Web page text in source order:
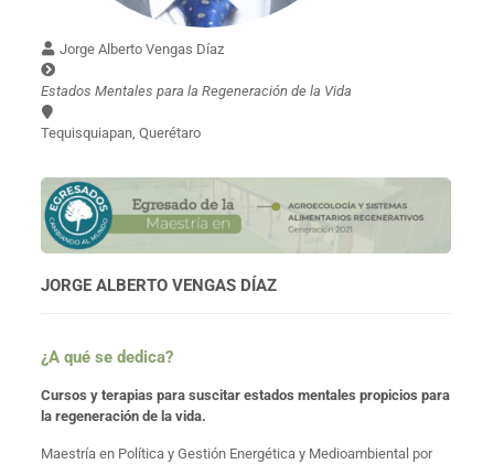
Jorge Alberto Vengas Díaz
Estados Mentales para la Regeneración de la Vida
Tequisquiapan, Querétaro
JORGE ALBERTO VENGAS DÍAZ
¿A qué se dedica?
Cursos y terapias para suscitar estados mentales propicios para
la regeneración de la vida.
Maestría en Política y Gestión Energética y Medioambiental por